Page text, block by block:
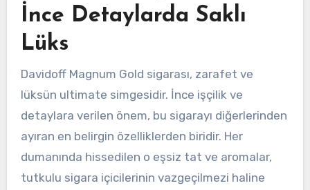
İnce Detaylarda Saklı
Lüks
Davidoff Magnum Gold sigarası, zarafet ve
lüksün ultimate simgesidir. İnce işçilik ve
detaylara verilen önem, bu sigarayı diğerlerinden
ayıran en belirgin özelliklerden biridir. Her
dumanında hissedilen o eşsiz tat ve aromalar,
tutkulu sigara içicilerinin vazgeçilmezi haline